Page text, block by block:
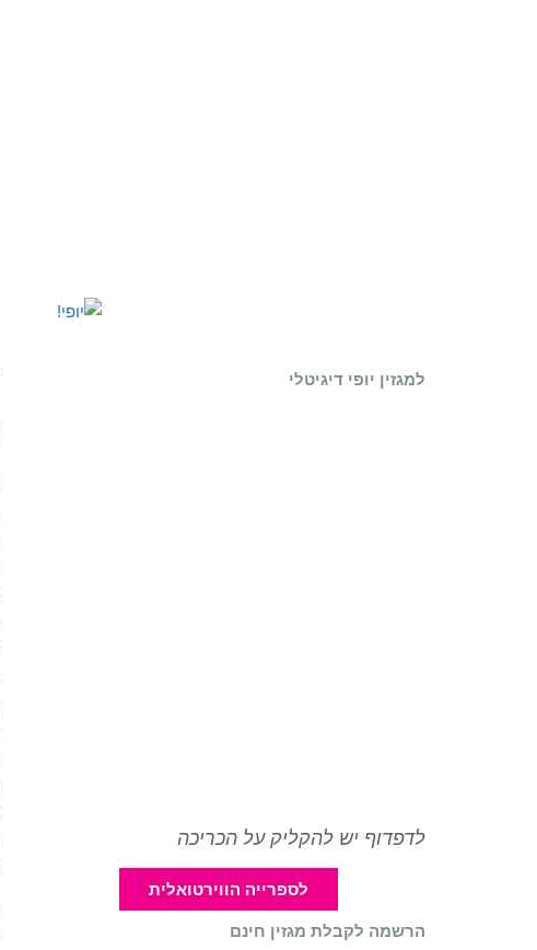
למגזין יופי דיגיטלי
לדפדוף יש להקליק על הכריכה
לספרייה הווירטואלית
הרשמה לקבלת מגזין חינם